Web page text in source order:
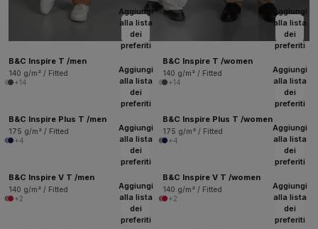
Aggiungi
alla lista
dei
preferiti
B&C Inspire T /men
140 g/m² / Fitted
+14
Aggiungi
alla lista
dei
preferiti
B&C Inspire T /women
140 g/m² / Fitted
+14
Aggiungi
alla lista
dei
preferiti
B&C Inspire Plus T /men
175 g/m² / Fitted
+4
Aggiungi
alla lista
dei
preferiti
B&C Inspire Plus T /women
175 g/m² / Fitted
+4
Aggiungi
alla lista
dei
preferiti
B&C Inspire V T /men
140 g/m² / Fitted
+2
Aggiungi
alla lista
dei
preferiti
B&C Inspire V T /women
140 g/m² / Fitted
+2
Aggiungi
alla lista
dei
preferiti
Aggiungi
alla lista
dei
preferiti